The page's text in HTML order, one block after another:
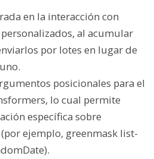
en la interacción con
al acumular
por lotes en lugar de
posicionales para el
lo cual permite
específica sobre
ejemplo, greenmask list-
).